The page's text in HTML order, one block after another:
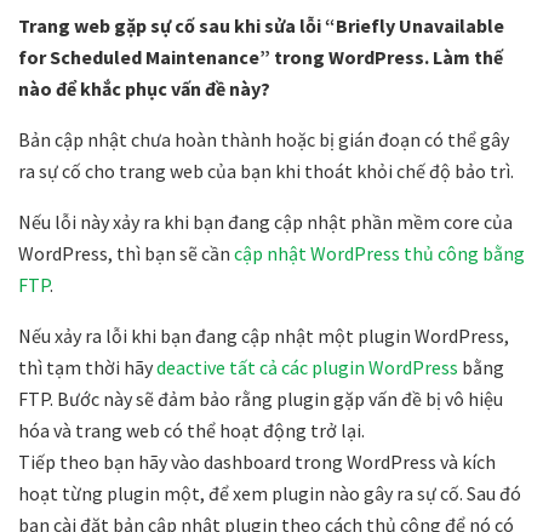
Trang web gặp sự cố sau khi sửa lỗi “Briefly Unavailable
for Scheduled Maintenance” trong WordPress. Làm thế
nào để khắc phục vấn đề này?
Bản cập nhật chưa hoàn thành hoặc bị gián đoạn có thể gây
ra sự cố cho trang web của bạn khi thoát khỏi chế độ bảo trì.
Nếu lỗi này xảy ra khi bạn đang cập nhật phần mềm core của
WordPress, thì bạn sẽ cần cập nhật WordPress thủ công bằng
FTP.
Nếu xảy ra lỗi khi bạn đang cập nhật một plugin WordPress,
thì tạm thời hãydeactive tất cả các plugin WordPress bằng
FTP. Bước này sẽ đảm bảo rằng plugin gặp vấn đề bị vô hiệu
hóa và trang web có thể hoạt động trở lại.
Tiếp theo bạn hãy vào dashboard trong WordPress và kích
hoạt từng plugin một, để xem plugin nào gây ra sự cố. Sau đó
bạn cài đặt bản cập nhật plugin theo cách thủ công để nó có